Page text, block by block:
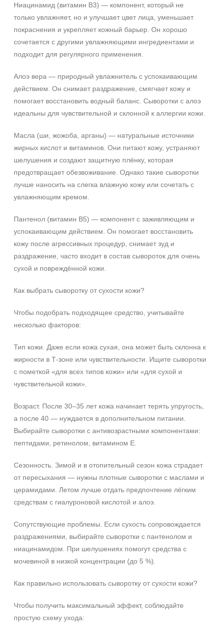
Ниацинамид (витамин B3) — компонент, который не
только увлажняет, но и улучшает цвет лица, уменьшает
покраснения и укрепляет кожный барьер. Он хорошо
сочетается с другими увлажняющими ингредиентами и
подходит для регулярного применения.
Алоэ вера — природный увлажнитель с успокаивающим
действием. Он снимает раздражение, смягчает кожу и
помогает восстановить водный баланс. Сыворотки с алоэ
идеальны для чувствительной и склонной к аллергии кожи.
Масла (ши, жожоба, арганы) — натуральные источники
жирных кислот и витаминов. Они питают кожу, устраняют
шелушения и создают защитную плёнку, которая
предотвращает обезвоживание. Однако такие сыворотки
лучше наносить на слегка влажную кожу или сочетать с
увлажняющим кремом.
Пантенол (витамин B5) — компонент с заживляющим и
успокаивающим действием. Он помогает восстановить
кожу после агрессивных процедур, снимает зуд и
раздражение, часто входит в состав сывороток для очень
сухой и повреждённой кожи.
Как выбрать сыворотку от сухости кожи?
Чтобы подобрать подходящее средство, учитывайте
несколько факторов:
Тип кожи. Даже если кожа сухая, она может быть склонна к
жирности в Т‑зоне или чувствительности. Ищите сыворотки
с пометкой «для всех типов кожи» или «для сухой и
чувствительной кожи».
Возраст. После 30–35 лет кожа начинает терять упругость,
а после 40 — нуждается в дополнительном питании.
Выбирайте сыворотки с антивозрастными компонентами:
пептидами, ретинолом, витамином Е.
Сезонность. Зимой и в отопительный сезон кожа страдает
от пересыхания — нужны плотные сыворотки с маслами и
церамидами. Летом лучше отдать предпочтение лёгким
средствам с гиалуроновой кислотой и алоэ.
Сопутствующие проблемы. Если сухость сопровождается
раздражениями, выбирайте сыворотки с пантенолом и
ниацинамидом. При шелушениях помогут средства с
мочевиной в низкой концентрации (до 5 %).
Как правильно использовать сыворотку от сухости кожи?
Чтобы получить максимальный эффект, соблюдайте
простую схему ухода:
+7 (495) 640-58-89
+7 (929) 933-09-89